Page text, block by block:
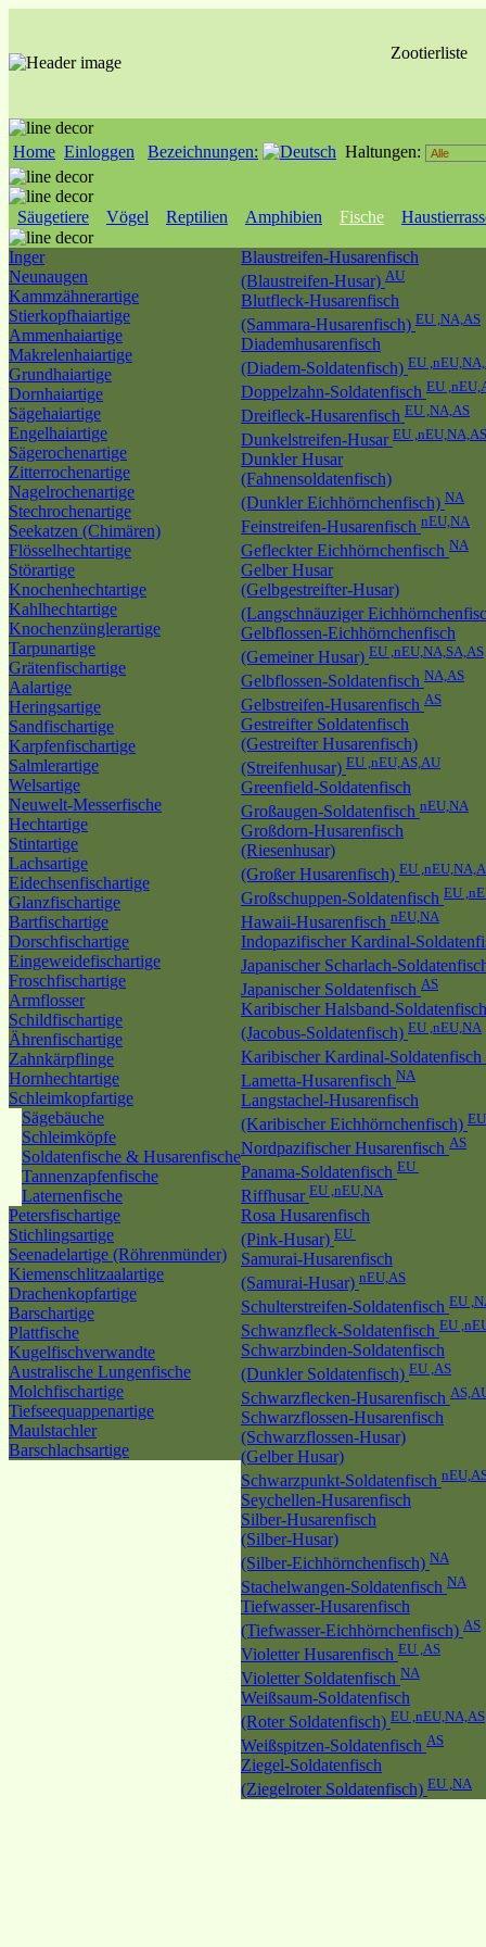
Zootierliste
Home Einloggen Bezeichnungen: Haltungen:
Säugetiere Vögel Reptilien Amphibien Fische
Inger
Neunaugen
Kammzähnerartige
Stierkopfhaiartige
Ammenhaiartige
Makrelenhaiartige
Grundhaiartige
Dornhaiartige
Sägehaiartige
Engelhaiartige
Sägerochenartige
Zitterrochenartige
Nagelrochenartige
Stechrochenartige
Seekatzen (Chimären)
Flösselhechtartige
Störartige
Knochenhechtartige
Kahlhechtartige
Knochenzünglerartige
Tarpunartige
Grätenfischartige
Aalartige
Heringsartige
Sandfischartige
Karpfenfischartige
Salmlerartige
Welsartige
Neuwelt-Messerfische
Hechtartige
Stintartige
Lachsartige
Eidechsenfischartige
Glanzfischartige
Bartfischartige
Dorschfischartige
Eingeweidefischartige
Froschfischartige
Armflosser
Schildfischartige
Ährenfischartige
Zahnkärpflinge
Hornhechtartige
Schleimkopfartige
Sägebäuche
Schleimköpfe
Soldatenfische & Husarenfische
Tannenzapfenfische
Laternenfische
Petersfischartige
Stichlingsartige
Seenadelartige (Röhrenmünder)
Kiemenschlitzaalartige
Drachenkopfartige
Barschartige
Plattfische
Kugelfischverwandte
Australische Lungenfische
Molchfischartige
Tiefseequappenartige
Maulstachler
Barschlachsartige
Blaustreifen-Husarenfisch
(Blaustreifen-Husar) AU
Blutfleck-Husarenfisch
(Sammara-Husarenfisch) EU ,NA,AS
Diademhusarenfisch
(Diadem-Soldatenfisch) EU
Doppelzahn-Soldatenfisch EU
Dreifleck-Husarenfisch EU ,NA,AS
Dunkelstreifen-Husar EU ,nEU,NA,AS
Dunkler Husar
(Fahnensoldatenfisch)
(Dunkler Eichhörnchenfisch) NA
Feinstreifen-Husarenfisch nEU,NA
Gefleckter Eichhörnchenfisch NA
Gelber Husar
(Gelbgestreifter-Husar)
(Langschnäuziger
Gelbflossen-Eichhörnchenfisch
(Gemeiner Husar) EU ,nEU,NA,SA,AS
Gelbflossen-Soldatenfisch NA,AS
Gelbstreifen-Husarenfisch AS
Gestreifter Soldatenfisch
(Gestreifter Husarenfisch)
(Streifenhusar) EU ,nEU,AS,AU
Greenfield-Soldatenfisch
Großaugen-Soldatenfisch nEU,NA
Großdorn-Husarenfisch
(Riesenhusar)
(Großer Husarenfisch) EU
Großschuppen-Soldatenfisch EU
Hawaii-Husarenfisch nEU,NA
Indopazifischer Kardinal-
Japanischer Scharlach-
Japanischer Soldatenfisch AS
Karibischer Halsband-Soldatenfisch
(Jacobus-Soldatenfisch) EU ,nEU,NA
Karibischer Kardinal-Soldatenfisch
Lametta-Husarenfisch NA
Langstachel-Husarenfisch
(Karibischer Eichhörnchenfisch)
Nordpazifischer Husarenfisch AS
Panama-Soldatenfisch EU
Riffhusar EU ,nEU,NA
Rosa Husarenfisch
(Pink-Husar) EU
Samurai-Husarenfisch
(Samurai-Husar) nEU,AS
Schulterstreifen-Soldatenfisch EU
Schwanzfleck-Soldatenfisch EU
Schwarzbinden-Soldatenfisch
(Dunkler Soldatenfisch) EU ,AS
Schwarzflecken-Husarenfisch
Schwarzflossen-Husarenfisch
(Schwarzflossen-Husar)
(Gelber Husar)
Schwarzpunkt-Soldatenfisch
Seychellen-Husarenfisch
Silber-Husarenfisch
(Silber-Husar)
(Silber-Eichhörnchenfisch) NA
Stachelwangen-Soldatenfisch NA
Tiefwasser-Husarenfisch
(Tiefwasser-Eichhörnchenfisch) AS
Violetter Husarenfisch EU ,AS
Violetter Soldatenfisch NA
Weißsaum-Soldatenfisch
(Roter Soldatenfisch) EU ,nEU,NA,AS
Weißspitzen-Soldatenfisch AS
Ziegel-Soldatenfisch
(Ziegelroter Soldatenfisch) EU ,NA